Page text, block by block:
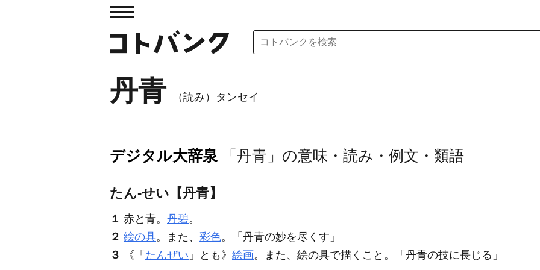
丹青 （読み）タンセイ
デジタル大辞泉 「丹青」の意味・読み・例文・類語
たん‐せい【丹青】
１ 赤と青。 丹碧。
２ 絵の具。また、 彩色。「 丹青の妙を尽くす」
３
《「 たんぜい 」とも》 絵画。また、絵の具で描くこと。「 丹青の技に長じる」